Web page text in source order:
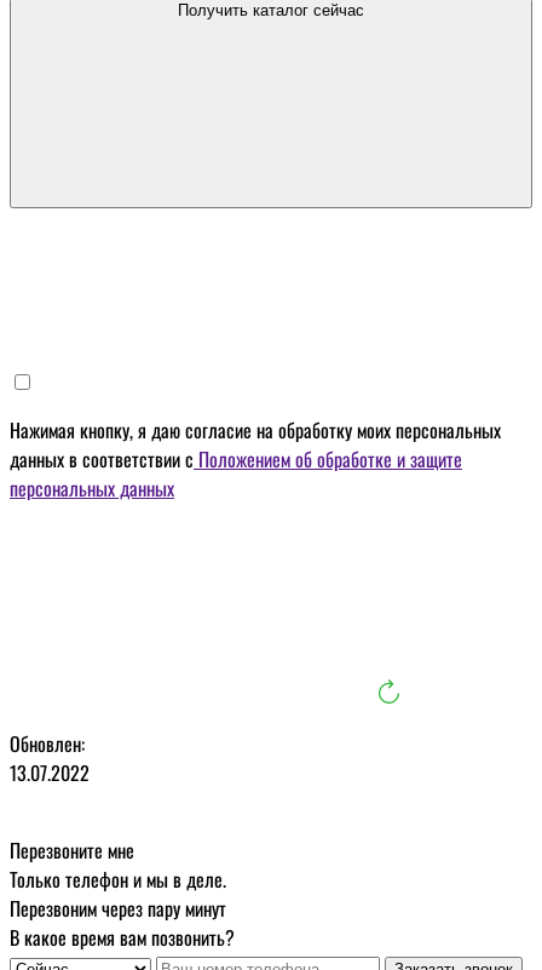
Получить каталог сейчас
Нажимая кнопку, я даюсогласие на обработку моих персональных
данныхв соответствии с Положением об обработке и защите
персональных данных
Обновлен:
13.07.2022
Перезвоните мне
Только телефон и мы в деле.
Перезвоним через пару минут
В какое время вам позвонить?